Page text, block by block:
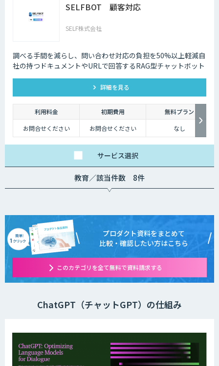
SELFBOT 顧客対応
SELF株式会社
調べる手間を減らし、問い合わせ対応の負担を50%以上軽減自
社の持つドキュメントやURLで回答するRAG型チャットボット
詳細を見る
利用料金 初期費用
無料プラン
お問合せください
お問合せください なし
サービス選択
教育／該当件数 8件
プロダクト資料をまとめて
比較・確認したい方はこちら
このカテゴリを全て無料で資料請求する
ChatGPT（チャットGPT）の仕組み